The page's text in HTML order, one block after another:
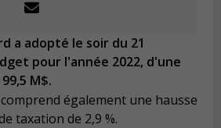
a adopté le soir du 21
pour l'année 2022, d'une
M$.
également une hausse
taxation de 2,9 %.